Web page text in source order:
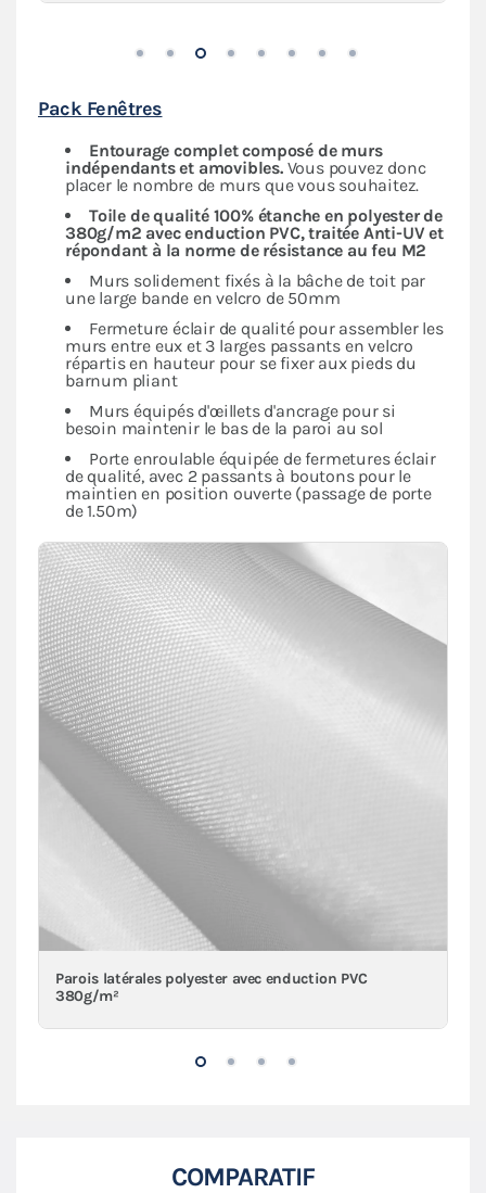
Pack Fenêtres
Entourage complet composé de murs
indépendantset amovibles. Vous pouvez donc
placer le nombre de murs que vous souhaitez.
Toile de qualité 100% étanche en polyester de
380g/m2 avec enduction PVC, traitée Anti-UV et
répondant à la norme de résistance au feu M2
Murs solidement fixés à la bâche de toit par
une large bande en velcro de 50mm
Fermeture éclair de qualité pour assembler les
murs entre eux et 3 larges passants en velcro
répartis en hauteur pour se fixer aux pieds du
barnum pliant
Murs équipés d'œillets d'ancrage pour si
besoin maintenir le bas de la paroi au sol
Porte enroulable équipée de fermetures éclair
de qualité, avec 2 passants à boutons pour le
maintien en position ouverte (passage de porte
de 1.50m)
Parois latérales polyester avec enduction PVC
380g/m²
COMPARATIF